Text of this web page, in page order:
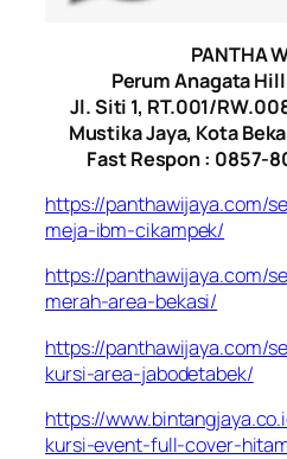
PANTHA
Perum Anagata
Jl. Siti 1, RT.001/
Mustika Jaya, Kota
Fast Respon : 0857-
https://panthawijaya.com/
meja-ibm-cikampek/
https://panthawijaya.com/
merah-area-bekasi/
https://panthawijaya.com/
kursi-area-jabodetabek/
https://
kursi-event-full-cover-